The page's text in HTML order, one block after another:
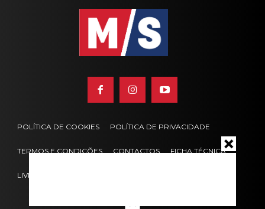
POLÍTICA DE COOKIES POLÍTICA DE PRIVACIDADE
TERMOS E CONDIÇÕES CONTACTOS FICHA TÉCNICA
LIVRO DE RECLAMAÇÕES